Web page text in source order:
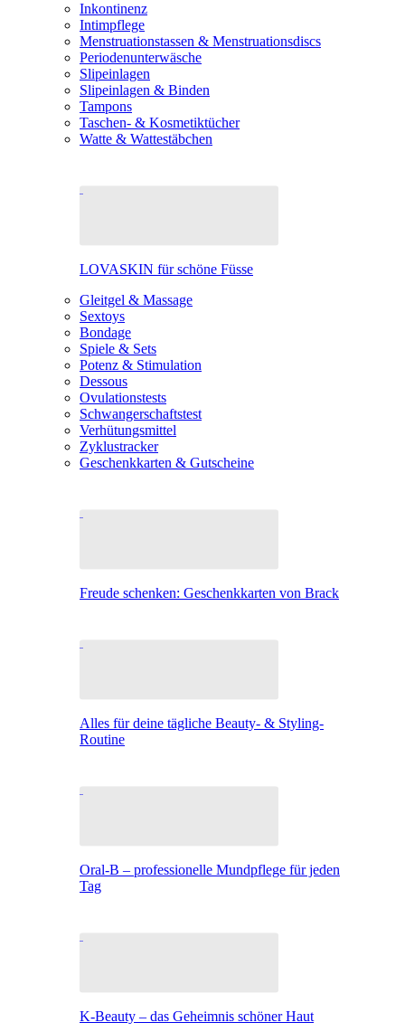
Inkontinenz
Intimpflege
Menstruationstassen & Menstruationsdiscs
Periodenunterwäsche
Slipeinlagen
Slipeinlagen & Binden
Tampons
Taschen- & Kosmetiktücher
Watte & Wattestäbchen
LOVASKIN für schöne Füsse
Gleitgel & Massage
Sextoys
Bondage
Spiele & Sets
Potenz & Stimulation
Dessous
Ovulationstests
Schwangerschaftstest
Verhütungsmittel
Zyklustracker
Geschenkkarten & Gutscheine
Freude schenken: Geschenkkarten von Brack
Alles für deine tägliche Beauty- & Styling-
Routine
Oral-B – professionelle Mundpflege für jeden
Tag
K-Beauty – das Geheimnis schöner Haut